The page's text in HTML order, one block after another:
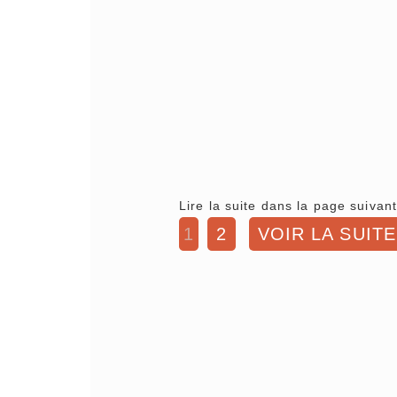
Lire la suite dans la page
1 2 VOIR LA SUITE